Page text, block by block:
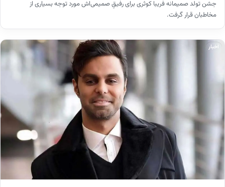
جشن تولد صمیمانه فریبا کوثری برای رفیقِ صمیمی‌اش مورد توجه بسیاری از
مخاطبان قرار گرفت.
اخبار